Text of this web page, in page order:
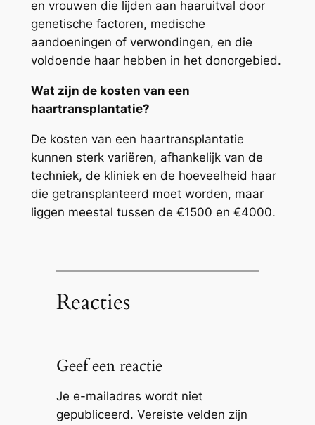
en vrouwen die lijden aan haaruitval door
genetische factoren, medische
aandoeningen of verwondingen, en die
voldoende haar hebben in het donorgebied.
Wat zijn de kosten van een
haartransplantatie?
De kosten van een haartransplantatie
kunnen sterk variëren, afhankelijk van de
techniek, de kliniek en de hoeveelheid haar
die getransplanteerd moet worden, maar
liggen meestal tussen de €1500 en €4000.
Reacties
Geef een reactie
Je e-mailadres wordt niet
gepubliceerd. Vereiste velden zijn